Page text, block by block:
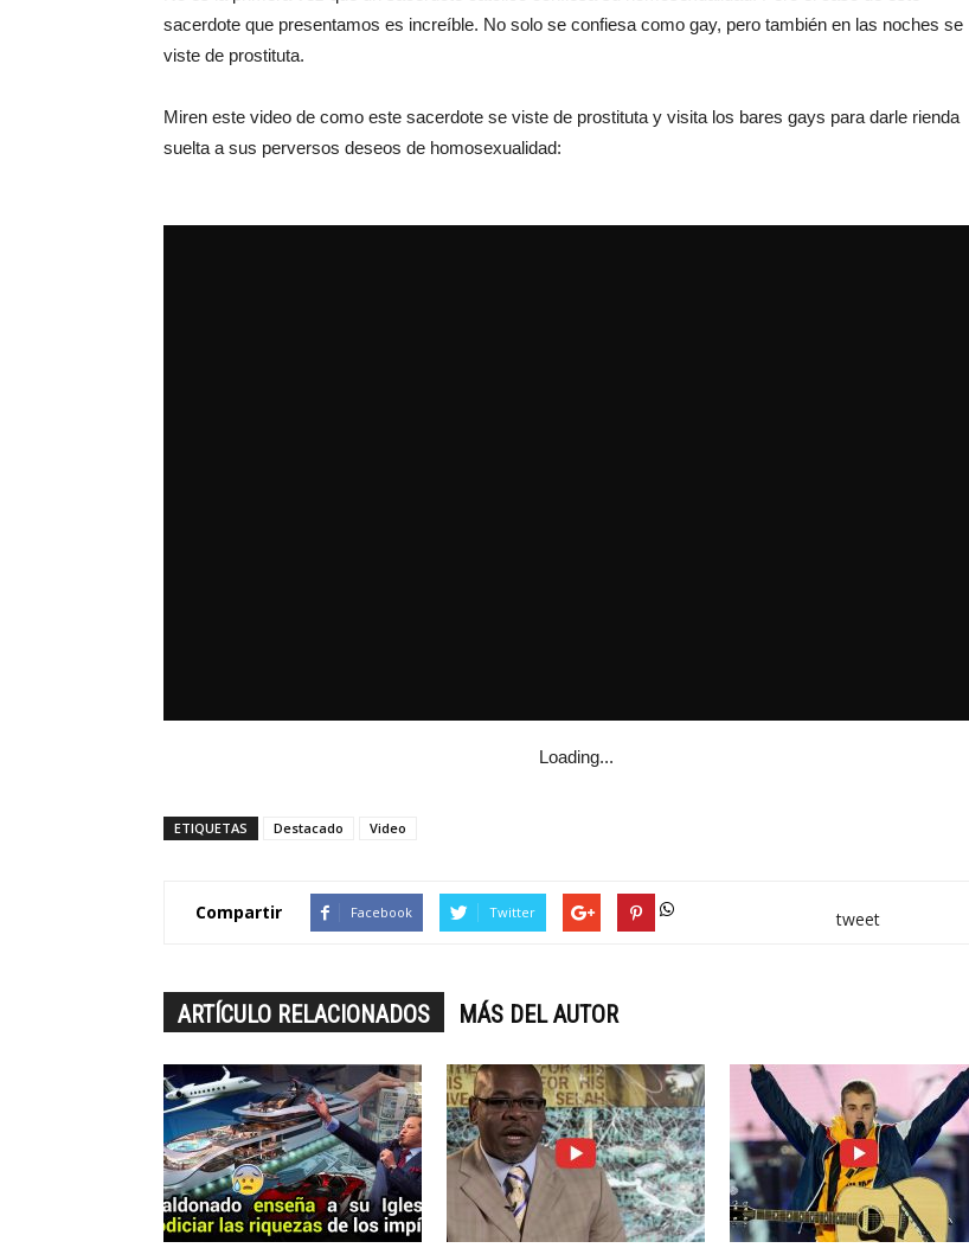
sacerdote que presentamos es increíble. No solo se confiesa como gay, pero también en las noches se
viste de prostituta.
Miren este video de como este sacerdote se viste de prostituta y visita los bares gays para darle rienda
suelta a sus perversos deseos de homosexualidad:
Loading...
ETIQUETAS Destacado Video
Compartir Facebook Twitter tweet
ARTÍCULO RELACIONADOS MÁS DEL AUTOR